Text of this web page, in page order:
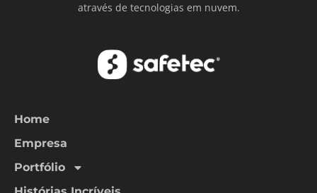
através de tecnologias em nuvem.
Home
Empresa
Portfólio